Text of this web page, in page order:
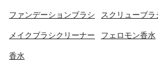
ファンデーションブラシ スクリューブラ
メイクブラシクリーナー フェロモン香水
香水